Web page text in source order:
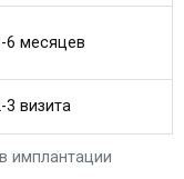
имплантации
6 месяцев
3 визита